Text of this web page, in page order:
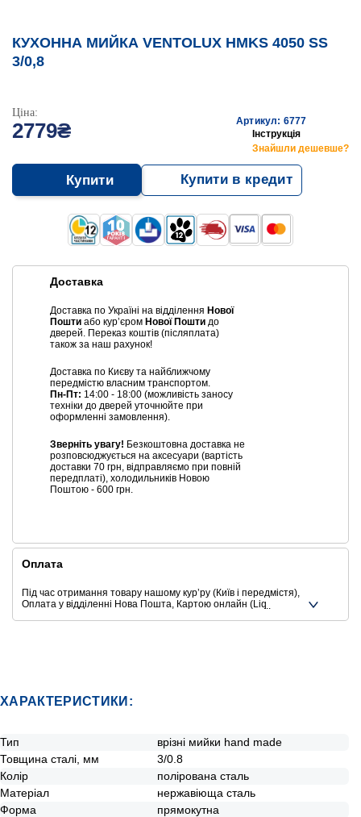
КУХОННА МИЙКА VENTOLUX HMKS 4050 SS
3/0,8
Ціна:
2779₴
Артикул: 6777
Інструкція
Знайшли дешевше?
Купити Купити в кредит
Доставка
Доставка по Україні на відділення Нової
Пошти або курʼєром Нової Пошти до
дверей. Переказ коштів (післяплата)
також за наш рахунок!
Доставка по Києву та найближчому
передмістю власним транспортом.
Пн-Пт: 14:00 - 18:00 (можливість заносу
техніки до дверей уточнюйте при
оформленні замовлення).
Зверніть увагу! Безкоштовна доставка не
розповсюджується на аксесуари (вартість
доставки 70 грн, відправляємо при повній
передплаті), холодильників Новою
Поштою - 600 грн.
Оплата
Під час отримання товару нашому курʼру (Київ і передмістя),
Оплата у відділенні Нова Пошта, Картою онлайн (Liqpay,
ХАРАКТЕРИСТИКИ:
Тип
врізні мийки hand made
Товщина сталі, мм
3/0.8
Колір
полірована сталь
Матеріал
нержавіюща сталь
Форма
прямокутна